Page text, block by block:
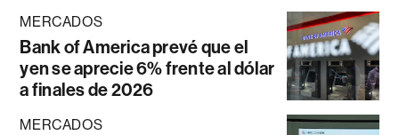
MERCADOS
Bank of America prevé que el
yen se aprecie 6% frente al dólar
a finales de 2026
MERCADOS